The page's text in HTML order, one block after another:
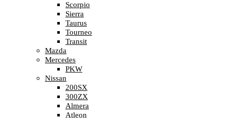
Scorpio
Sierra
Taurus
Tourneo
Transit
Mazda
Mercedes
PKW
Nissan
200SX
300ZX
Almera
Atleon